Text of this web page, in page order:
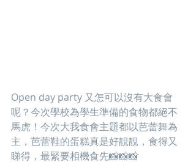
Open day party 又怎可以沒有大食會
呢？今次學校為學生準備的食物都絕不
馬虎！今次大我食會主題都以芭蕾舞為
主，芭蕾鞋的蛋糕真是好靚靚，食得又
睇得，最緊要相機食先📸📸📸